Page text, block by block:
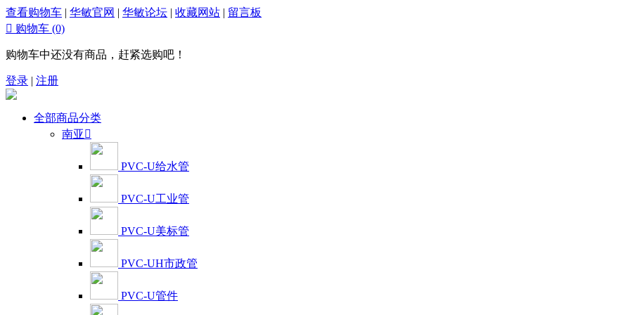
查看购物车 | 华敏官网 | 华敏论坛 | 收藏网站 | 留言板
 购物车 (0)
购物车中还没有商品，赶紧选购吧！
登录 | 注册
全部商品分类
南亚 
PVC-U给水管
PVC-U工业管
PVC-U美标管
PVC-UH市政管
PVC-U管件